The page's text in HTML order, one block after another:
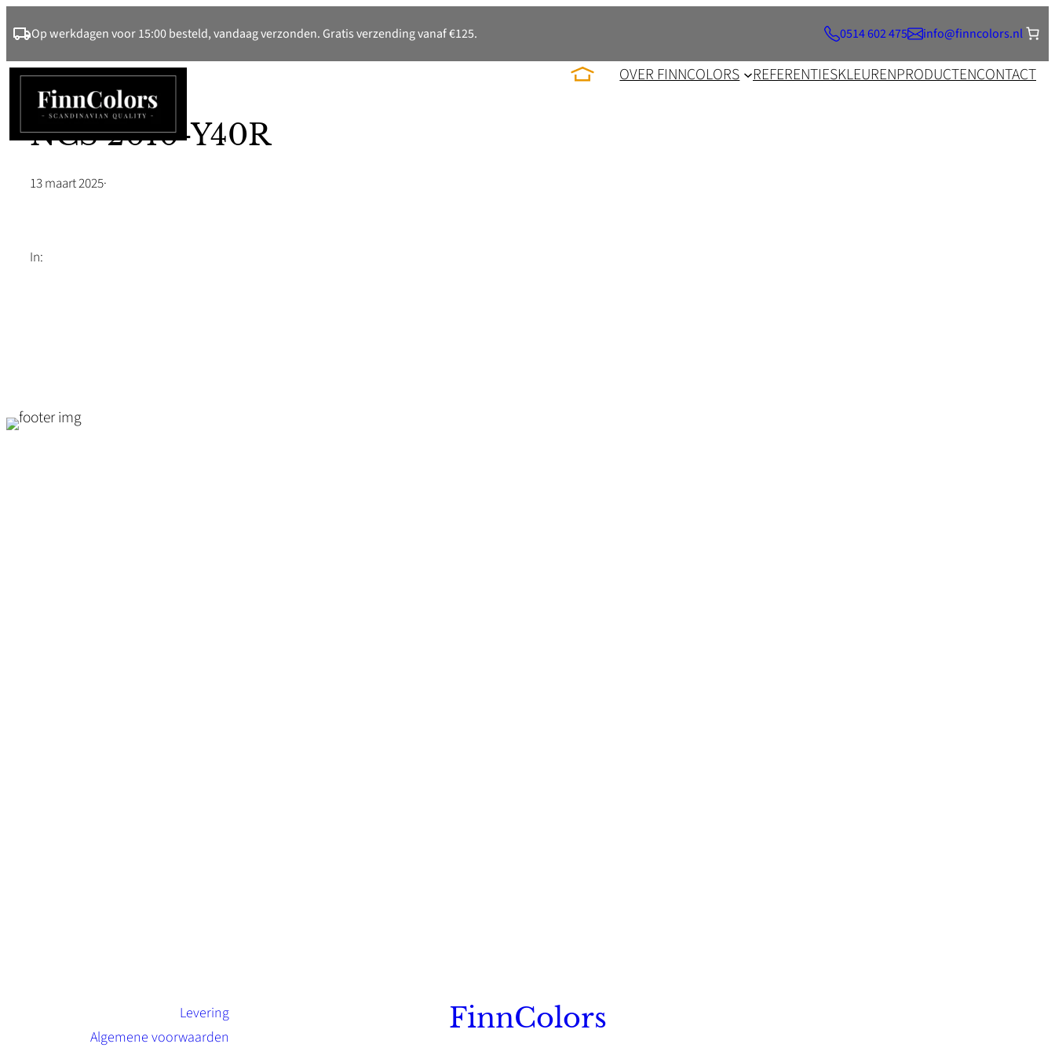
naar
de
inhoud
Op werkdagen voor 15:00 besteld, vandaag verzonden. Gratis verzending vanaf €125. 0514 602 475 info@finncolors.nl
OVER FINNCOLORS REFERENTIESKLEURENPRODUCTENCONTACT
NCS 2010-Y40R
13 maart 2025·
In:
Levering
Algemene voorwaarden
FinnColors